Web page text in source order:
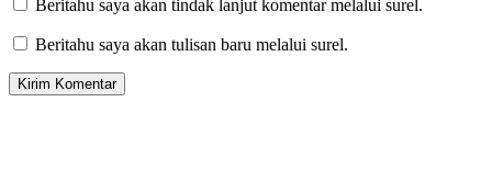
Beritahu saya akan tindak lanjut komentar melalui surel.
Beritahu saya akan tulisan baru melalui surel.